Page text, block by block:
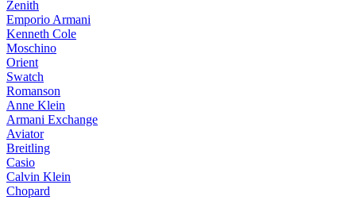
Zenith
Emporio Armani
Kenneth Cole
Moschino
Orient
Swatch
Romanson
Anne Klein
Armani Exchange
Aviator
Breitling
Casio
Calvin Klein
Chopard